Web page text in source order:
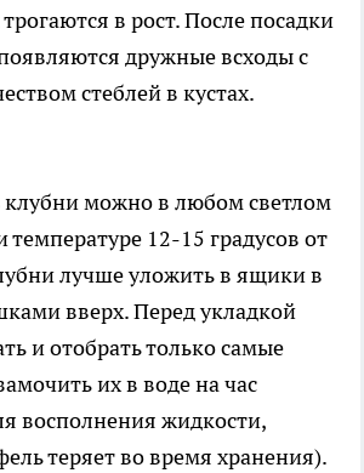
в рост. После посадки
дружные всходы с
стеблей в кустах.
клубни можно в любом светлом
12-15 градусов от
лучше уложить в ящики в
вверх. Перед укладкой
и отобрать только самые
их в воде на час
восполнения жидкости,
теряет во время хранения).